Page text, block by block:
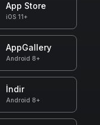
App Store
iOS 11+
AppGallery
Android 8+
İndir
Android 8+